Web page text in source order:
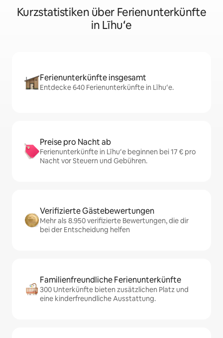
Kurzstatistiken über Ferienunterkünfte
in Līhuʻe
Ferienunterkünfte insgesamt
Entdecke 640 Ferienunterkünfte in Līhuʻe.
Preise pro Nacht ab
Ferienunterkünfte in Līhuʻe beginnen bei 17 € pro
Nacht vor Steuern und Gebühren.
Verifizierte Gästebewertungen
Mehr als 8.950 verifizierte Bewertungen, die dir
bei der Entscheidung helfen
Familienfreundliche Ferienunterkünfte
300 Unterkünfte bieten zusätzlichen Platz und
eine kinderfreundliche Ausstattung.